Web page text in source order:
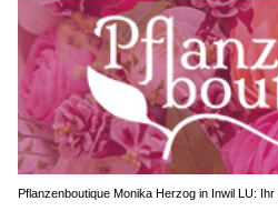
Pflanzenboutique Monika Herzog in Inwil LU: